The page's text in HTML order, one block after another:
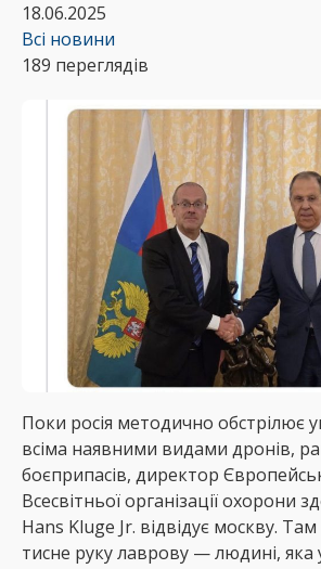
Відео
Пацієнтам
18.06.2025
Всі новини
189 переглядів
Поки росія методично обстрілює
всіма наявними видами дронів,
боєприпасів, директор
Всесвітньої організації охорони
Hans Kluge Jr. відвідує москву. Там
тисне руку лаврову — людині, яка